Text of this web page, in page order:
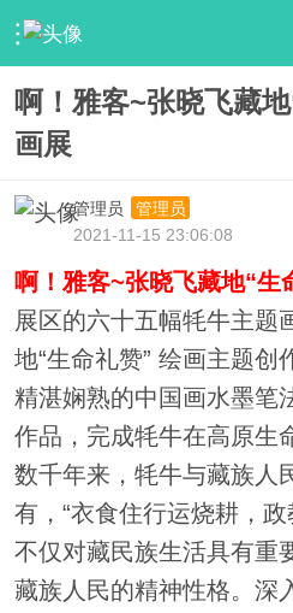
› 【大家会员】 › 大家新闻 ›
啊！雅客~张晓飞藏
画展
管理员
管理员
2021-11-15 23:06:08
啊！雅客~张晓飞藏地“生
展区的六十五幅牦牛主题
地“生命礼赞” 绘画主题创
精湛娴熟的中国画水墨笔
作品，完成牦牛在高原生
数千年来，牦牛与藏族人
有，“衣食住行运烧耕，
不仅对藏民族生活具有重
藏族人民的精神性格。深